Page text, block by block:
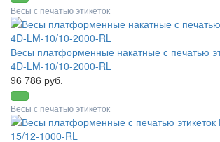
Весы с печатью этикеток
Весы платформенные накатные с печатью
4D-LM-10/10-2000-RL
96 786 руб.
Весы с печатью этикеток